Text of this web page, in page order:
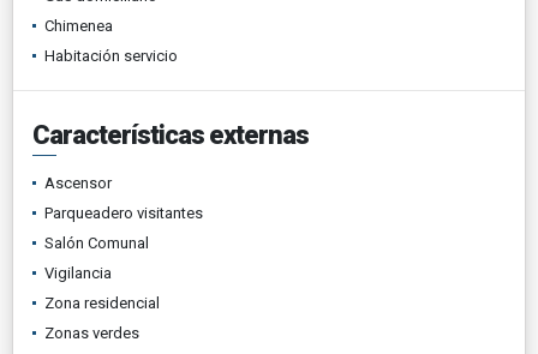
Chimenea
Habitación servicio
Características externas
Ascensor
Parqueadero visitantes
Salón Comunal
Vigilancia
Zona residencial
Zonas verdes